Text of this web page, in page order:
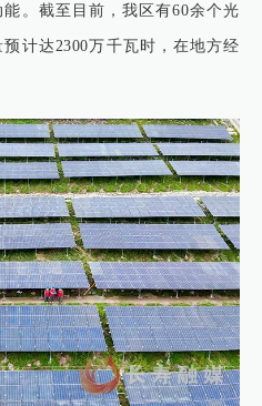
。截至目前，我区有60余个光
计达2300万千瓦时，在地方经